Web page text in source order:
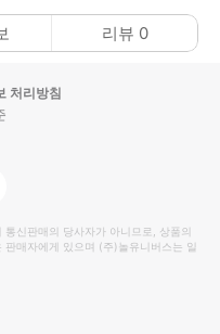
리뷰 0
처리방침
신판매의 당사자가 아니므로, 상품의
판매자에게 있으며 (주)놀유니버스는 일